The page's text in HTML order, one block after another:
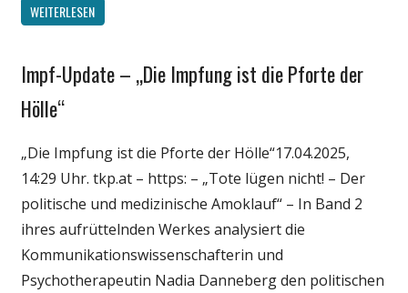
WEITERLESEN
Gesellschaft
Medien
Wirtschaft
Wissenschaft
Impf-Update – „Die Impfung ist die Pforte der
Hölle“
„Die Impfung ist die Pforte der Hölle“17.04.2025,
14:29 Uhr. tkp.at – https: – „Tote lügen nicht! – Der
politische und medizinische Amoklauf“ – In Band 2
ihres aufrüttelnden Werkes analysiert die
Kommunikationswissenschafterin und
Psychotherapeutin Nadia Danneberg den politischen